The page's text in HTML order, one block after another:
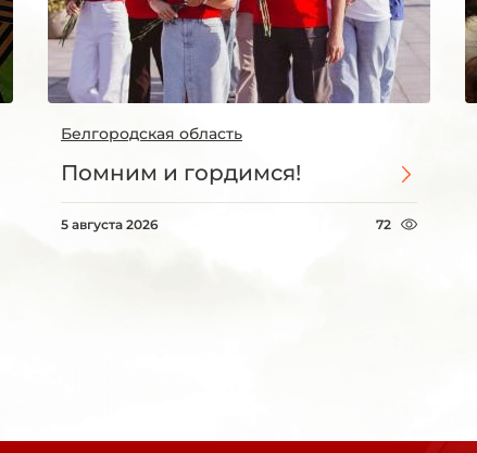
Белгородская область
Помним и гордимся!
5 августа 2026 72